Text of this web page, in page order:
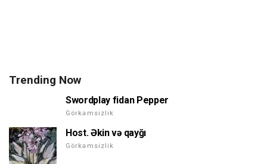
Trending Now
Swordplay fidan Pepper
Görkəmsizlik
Host. Əkin və qayğı
Görkəmsizlik